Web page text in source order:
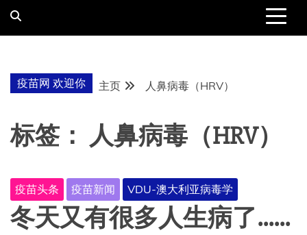
疫苗网 欢迎你 主页 人鼻病毒（HRV）
标签： 人鼻病毒（HRV）
疫苗头条 疫苗新闻 VDU-澳大利亚病毒学
冬天又有很多人生病了……